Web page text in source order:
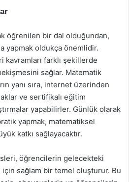
öğrenilen bir dal olduğundan,
yapmak oldukça önemlidir.
farklı şekillerde
sağlar. Matematik
yanı sıra, internet üzerinden
ve sertifikalı eğitim
yapabilirler. Günlük olarak
yapmak, matematiksel
katkı sağlayacaktır.
öğrencilerin gelecekteki
için sağlam bir temel oluşturur. Bu